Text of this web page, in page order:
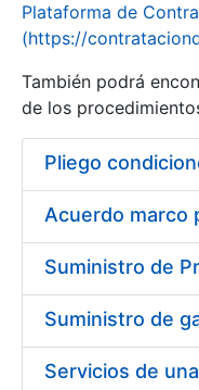
Erakutsi/Ezkutatu
Plataforma de
(https://
También podrá
de los